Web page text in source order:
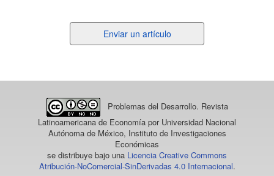
un
Enviar un artículo
Problemas del Desarrollo. Revista
Latinoamericana de Economía por Universidad Nacional
Autónoma de México, Instituto de Investigaciones
Económicas
se distribuye bajo una Licencia Creative Commons
Atribución-NoComercial-SinDerivadas 4.0 Internacional.